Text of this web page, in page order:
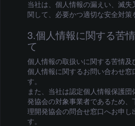
当社は、個人情報の漏えい、滅失
関して、必要かつ適切な安全対策
3.個人情報に関する苦
て
個人情報の取扱いに関する苦情
個人情報に関するお問い合わせ窓
す。
また、当社は認定個人情報保護
発協会の対象事業者であるため
理開発協会の問合せ窓口へお申し
す。